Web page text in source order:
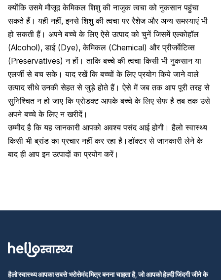
क्योंकि उसमे मौजूद केमिकल शिशु की नाजुक त्वचा को नुकसान पहुंचा
सकते हैं। यही नहीं, इनसे शिशु की त्वचा पररैशेज और अन्य समस्याएं भी
हो सकती हैं। अपने बच्चे के लिए ऐसे उत्पाद को चुनें जिसमें एल्कोहॉल
(Alcohol), डाई (Dye), केमिकल (Chemical) और प्रीजर्वेटिव्स
(Preservatives) न हों। ताकि बच्चे की त्वचा किसी भी नुकसान या
एलर्जी से बच सके। याद रखें कि बच्चों के लिए प्रयोग किये जाने वाले
उत्पाद सीधे उनकी सेहत से जुड़े होते हैं। ऐसे में जब तक आप पूरी तरह से
सुनिश्चित न हो जाए कि प्रोडक्ट आपके बच्चे के लिए सेफ है तब तक उसे
अपने बच्चे के लिए न खरीदें।
उम्मीद है कि यह जानकारी आपको अवश्य पसंद आई होगी। हैलो स्वास्थ्य
किसी भी ब्रांड का प्रचार नहीं कर रहा है।डॉक्टर से जानकारी लेने के
बाद ही आप इन उत्पादों का प्रयोग करें।
हैलो स्वास्थ्य आपका सबसे भरोसेमंद मित्र बनना चाहता है, जो आपको हेल्दी जिंदगी जीने के